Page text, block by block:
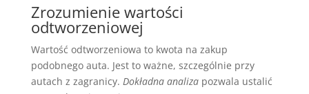
Zrozumienie wartości
odtworzeniowej
Wartość odtworzeniowa to kwota na zakup
podobnego auta. Jest to ważne, szczególnie przy
autach z zagranicy. Dokładna analizapozwala ustalić